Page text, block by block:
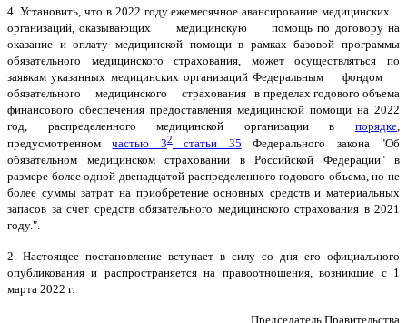
4. Установить, что в 2022 году ежемесячное авансирование медицинских
организаций, оказывающих медицинскую помощь по договору на
оказание и оплату медицинской помощи в рамках базовой программы
обязательного медицинского страхования, может осуществляться по
заявкам указанных медицинских организаций Федеральным фондом
обязательного медицинского страхования в пределах годового объема
финансового обеспечения предоставления медицинской помощи на 2022
год, распределенного медицинской организации в порядке
предусмотренномчастью 32статьи 35 Федерального закона "Об
обязательном медицинском страховании в Российской Федерации" в
размере более одной двенадцатой распределенного годового объема, но не
более суммы затрат на приобретение основных средств и материальных
запасов за счет средств обязательного медицинского страхования в 2021
году.".
2. Настоящее постановление вступает в силу со дня его официального
опубликования и распространяется на правоотношения, возникшие с 1
марта 2022 г.
Председатель Правительства